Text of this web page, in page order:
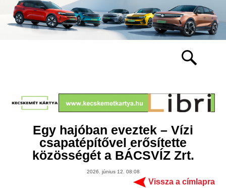
Egy hajóban eveztek – Vízi
csapatépítővel erősítette
közösségét a BÁCSVÍZ Zrt.
2026. június 12. 08:08
Vissza a címlapra